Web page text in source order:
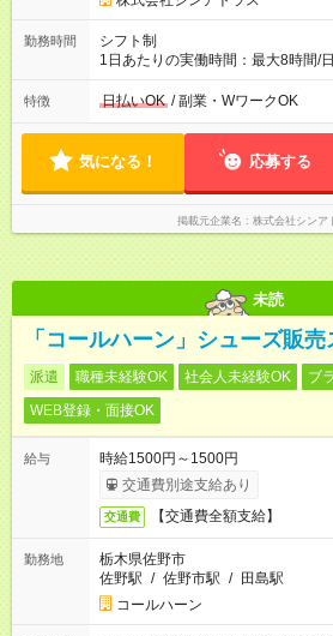
勤務時間
シフト制
1日あたりの実働時間：最大8時間
土日祝含む週5日勤務 ※希望休み出せます。 【勤務
～21：30 の間でシフト制（実働8
ません
特徴 日払いOK / 副業・WワークOK
気になる！ 応募する
掲載元企業名 株式会社シンア
未読
「コールハーン」シューズ販
派遣 職種未経験OK 社会人未経験OK
ブ
WEB登録・面接OK
給与
時給1500円～1500円
交通費別途支給あり
交通費 【交通費全額支給】
勤務地
栃木県佐野市
佐野駅 / 佐野市駅 / 田島駅
コールハーン